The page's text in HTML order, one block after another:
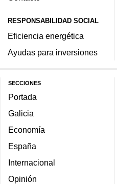
RESPONSABILIDAD SOCIAL
Eficiencia energética
Ayudas para inversiones
SECCIONES
Portada
Galicia
Economía
España
Internacional
Opinión